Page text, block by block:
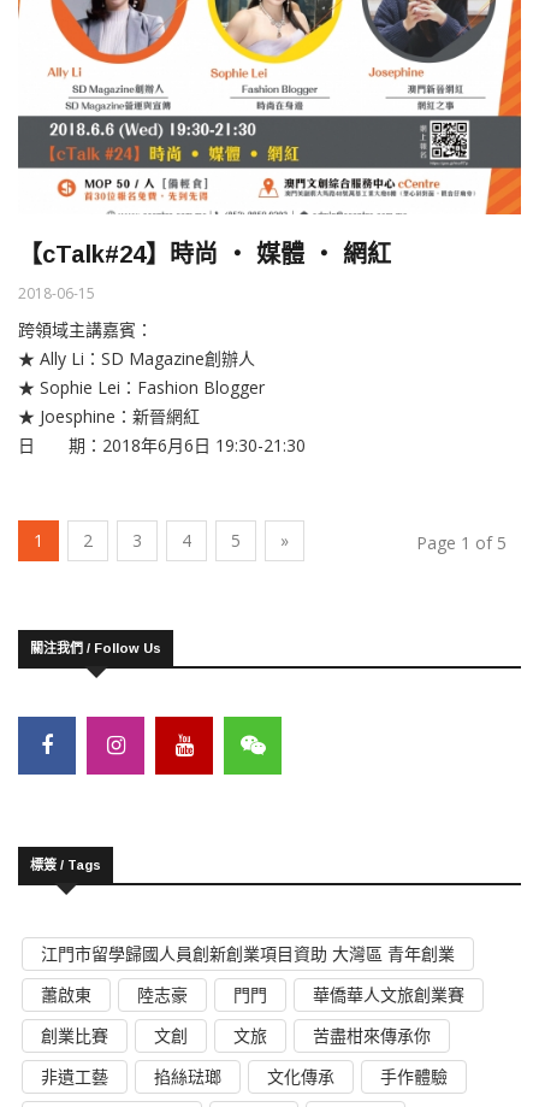
【cTalk#24】時尚 ‧ 媒體 ‧ 網紅
2018-06-15
跨領域主講嘉賓：
★ Ally Li：SD Magazine創辦人
★ Sophie Lei：Fashion Blogger
★ Joesphine：新晉網紅
日 期：2018年6月6日 19:30-21:30
1 (current)
2 3 4 5 » Page 1 of 5
關注我們 / Follow Us
標簽 / Tags
江門市留學歸國人員創新創業項目資助 大灣區 青年創業
蕭啟東
陸志豪 門門
華僑華人文旅創業賽
創業比賽
文創 文旅
苦盡柑來傳承你
非遺工藝
掐絲琺瑯 文化傳承
手作體驗